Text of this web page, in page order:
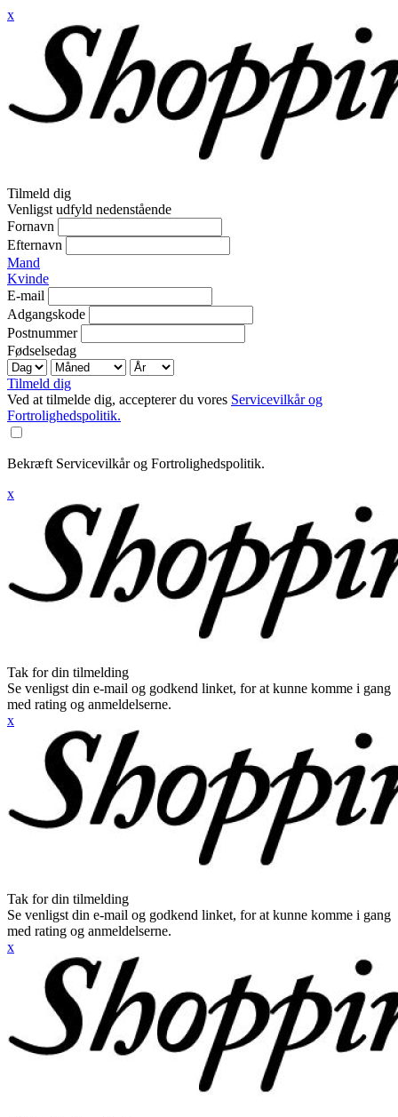
x
Tilmeld dig
Venligst udfyld nedenstående
Fornavn
Efternavn
Mand
Kvinde
E-mail
Adgangskode
Postnummer
Fødselsedag
Tilmeld dig
Ved at tilmelde dig, accepterer du vores Servicevilkår og
Fortrolighedspolitik.
Bekræft Servicevilkår og Fortrolighedspolitik.
x
Tak for din tilmelding
Se venligst din e-mail og godkend linket, for at kunne komme i gang
med rating og anmeldelserne.
x
Tak for din tilmelding
Se venligst din e-mail og godkend linket, for at kunne komme i gang
med rating og anmeldelserne.
x